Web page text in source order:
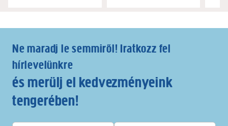
Ne maradj le semmiről! Iratkozz fel
hírlevelünkre
és merülj el kedvezményeink
tengerében!